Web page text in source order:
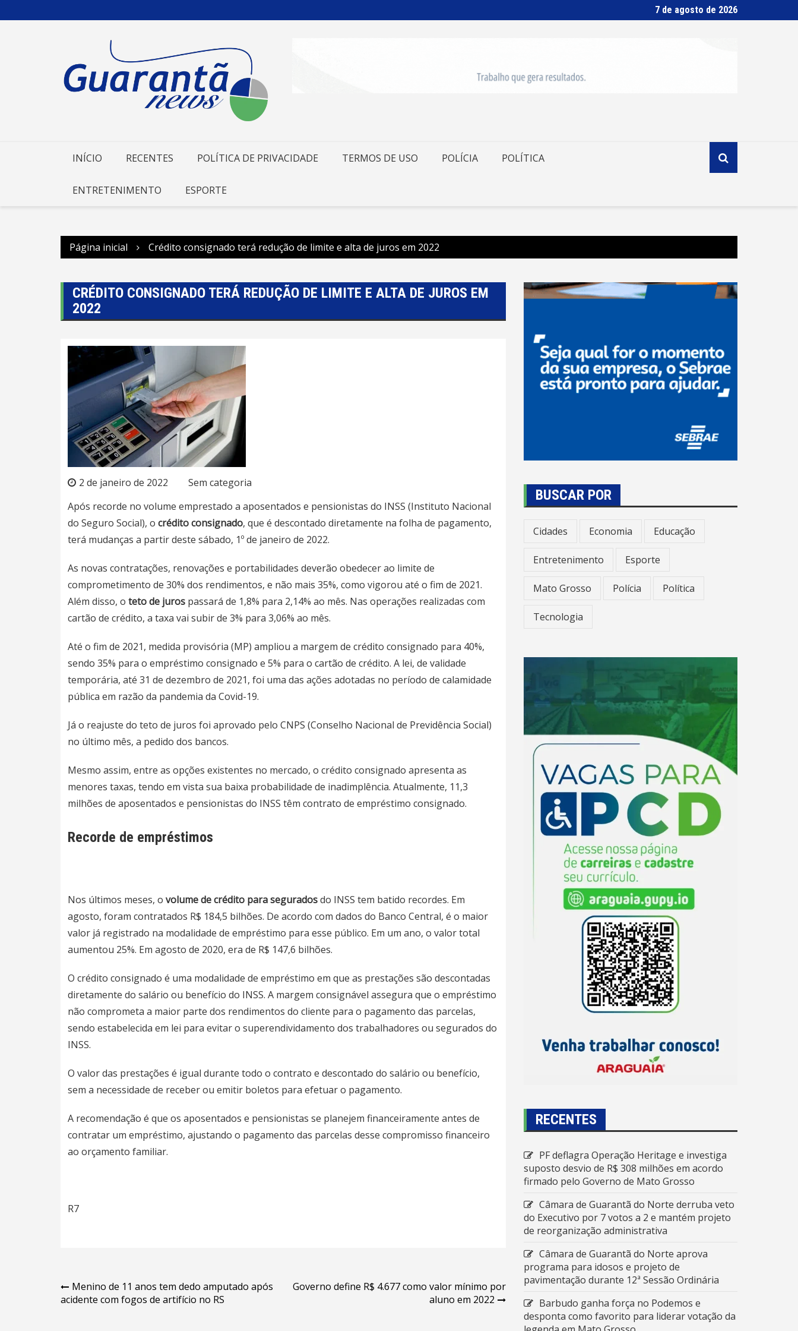
para
7 de agosto de 2026
INÍCIO RECENTES POLÍTICA DE PRIVACIDADE TERMOS DE USO POLÍCIA POLÍTICA
ENTRETENIMENTO ESPORTE
Página inicial Crédito consignado terá redução de limite e alta de juros em 2022
CRÉDITO CONSIGNADO TERÁ REDUÇÃO DE LIMITE E ALTA DE JUROS EM
2022
2 de janeiro de 2022
Sem categoria
Após recorde no volume emprestado a aposentados e pensionistas do INSS (Instituto Nacional
do Seguro Social), o crédito consignado, que é descontado diretamente na folha de pagamento,
terá mudanças a partir deste sábado, 1º de janeiro de 2022.
As novas contratações, renovações e portabilidades deverão obedecer ao limite de
comprometimento de 30% dos rendimentos, e não mais 35%, como vigorou até o fim de 2021.
Além disso, o teto de juros passará de 1,8% para 2,14% ao mês. Nas operações realizadas com
cartão de crédito, a taxa vai subir de 3% para 3,06% ao mês.
Até o fim de 2021, medida provisória (MP) ampliou a margem de crédito consignado para 40%,
sendo 35% para o empréstimo consignado e 5% para o cartão de crédito. A lei, de validade
temporária, até 31 de dezembro de 2021, foi uma das ações adotadas no período de calamidade
pública em razão da pandemia da Covid-19.
Já o reajuste do teto de juros foi aprovado pelo CNPS (Conselho Nacional de Previdência Social)
no último mês, a pedido dos bancos.
Mesmo assim, entre as opções existentes no mercado, o crédito consignado apresenta as
menores taxas, tendo em vista sua baixa probabilidade de inadimplência. Atualmente, 11,3
milhões de aposentados e pensionistas do INSS têm contrato de empréstimo consignado.
Recorde de empréstimos
Nos últimos meses, o volume de crédito para seguradosdo INSS tem batido recordes. Em
agosto, foram contratados R$ 184,5 bilhões. De acordo com dados do Banco Central, é o maior
valor já registrado na modalidade de empréstimo para esse público. Em um ano, o valor total
aumentou 25%. Em agosto de 2020, era de R$ 147,6 bilhões.
O crédito consignado é uma modalidade de empréstimo em que as prestações são descontadas
diretamente do salário ou benefício do INSS. A margem consignável assegura que o empréstimo
não comprometa a maior parte dos rendimentos do cliente para o pagamento das parcelas,
sendo estabelecida em lei para evitar o superendividamento dos trabalhadores ou segurados do
INSS.
O valor das prestações é igual durante todo o contrato e descontado do salário ou benefício,
sem a necessidade de receber ou emitir boletos para efetuar o pagamento.
A recomendação é que os aposentados e pensionistas se planejem financeiramente antes de
contratar um empréstimo, ajustando o pagamento das parcelas desse compromisso financeiro
ao orçamento familiar.
R7
Navegação
de
Menino de 11 anos tem dedo amputado após
acidente com fogos de artifício no RS
Governo define R$ 4.677 como valor mínimo por
aluno em 2022
BUSCAR POR
Cidades Economia Educação
Entretenimento Esporte
Mato Grosso Polícia Política
Tecnologia
RECENTES
PF deflagra Operação Heritage e investiga
suposto desvio de R$ 308 milhões em acordo
firmado pelo Governo de Mato Grosso
Câmara de Guarantã do Norte derruba veto
do Executivo por 7 votos a 2 e mantém projeto
de reorganização administrativa
Câmara de Guarantã do Norte aprova
programa para idosos e projeto de
pavimentação durante 12ª Sessão Ordinária
Barbudo ganha força no Podemos e
desponta como favorito para liderar votação da